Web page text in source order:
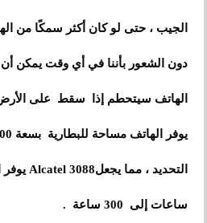
الجيب ، حتى لو كان أكثر سمكًا من
دون الشعور بأننا في أي وقت يمكن
الهاتف سيتحطم إذا سقط على
ساعات إلى 300 ساعة .